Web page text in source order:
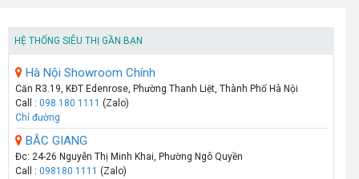
HỆ THỐNG SIÊU THỊ GẦN BẠN
Hà Nội Showroom Chính
Căn R3.19, KĐT Edenrose, Phường Thanh Liệt, Thành Phố Hà Nội
Call : 098 180 1111 (Zalo)
Chỉ đường
BẮC GIANG
Đc: 24-26 Nguyễn Thị Minh Khai, Phường Ngô Quyền
Call : 098180 1111 (Zalo)